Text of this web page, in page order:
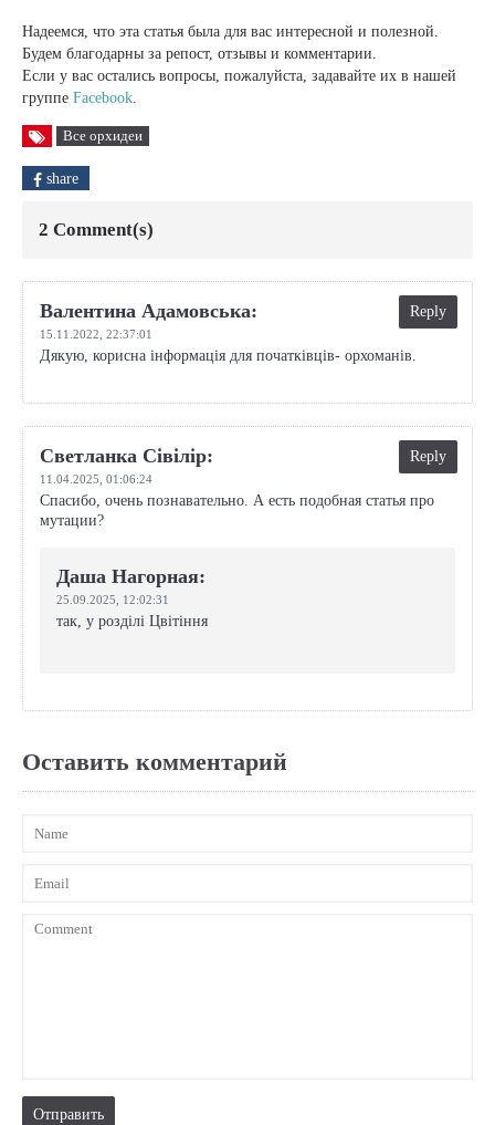
Надеемся, что эта статья была для вас интересной и полезной.
Будем благодарны за репост, отзывы и комментарии.
Если у вас остались вопросы, пожалуйста, задавайте их в нашей
группе Facebook.
Все орхидеи
share
2 Comment(s)
Валентина Адамовська:
15.11.2022, 22:37:01
Reply
Дякую, корисна інформація для початківців- орхоманів.
Светланка Сівілір:
11.04.2025, 01:06:24
Reply
Спасибо, очень познавательно. А есть подобная статья про
мутации?
Даша Нагорная:
25.09.2025, 12:02:31
так, у розділі Цвітіння
Оставить комментарий
Отправить